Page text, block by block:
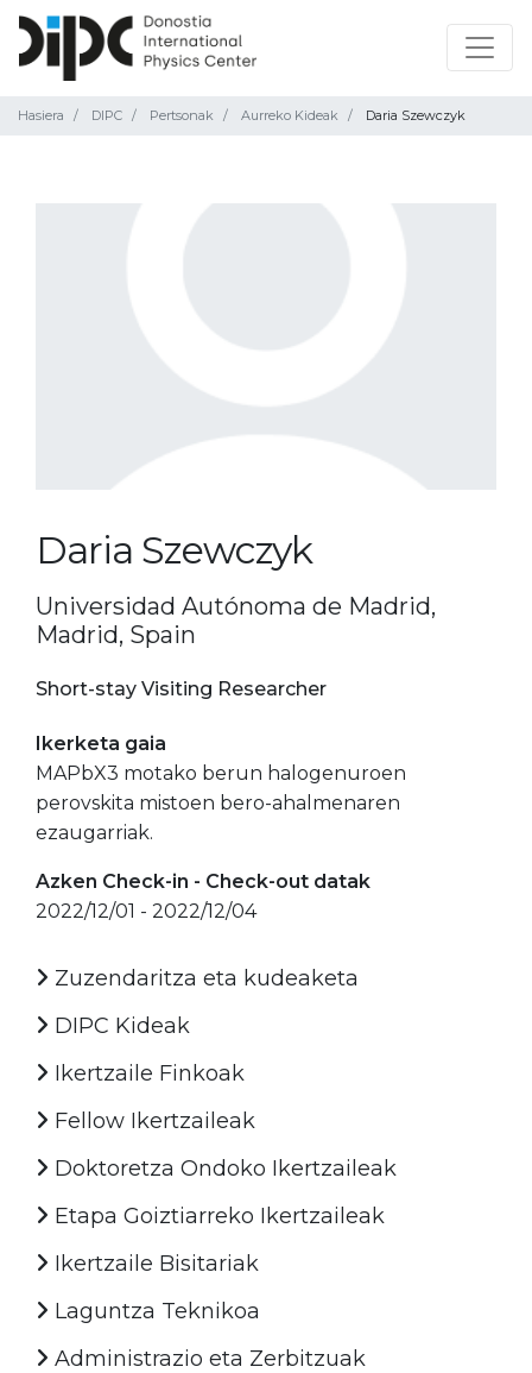
Hasiera DIPC Pertsonak Aurreko Kideak Daria Szewczyk
Daria Szewczyk
Universidad Autónoma de Madrid,
Madrid, Spain
Short-stay Visiting Researcher
Ikerketa gaia
MAPbX3 motako berun halogenuroen
perovskita mistoen bero-ahalmenaren
ezaugarriak.
Azken Check-in - Check-out datak
2022/12/01 - 2022/12/04
Zuzendaritza eta kudeaketa
DIPC Kideak
Ikertzaile Finkoak
Fellow Ikertzaileak
Doktoretza Ondoko Ikertzaileak
Etapa Goiztiarreko Ikertzaileak
Ikertzaile Bisitariak
Laguntza Teknikoa
Administrazio eta Zerbitzuak